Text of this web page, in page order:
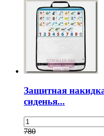
Защитная
сиденья...
780